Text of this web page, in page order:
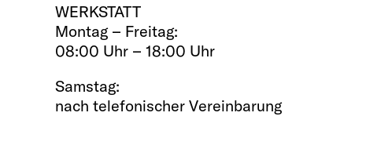
WERKSTATT
Montag – Freitag:
08:00 Uhr – 18:00 Uhr
Samstag:
nach telefonischer Vereinbarung